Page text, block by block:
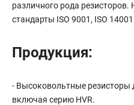
различного рода
стандарты ISO 9001, ISO
Продукция:
- Высоковольтные резисторы
включая серию HVR.